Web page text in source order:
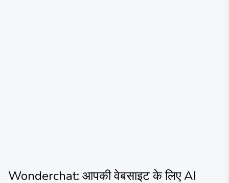
Wonderchat: आपकी वेबसाइट के लिए AI